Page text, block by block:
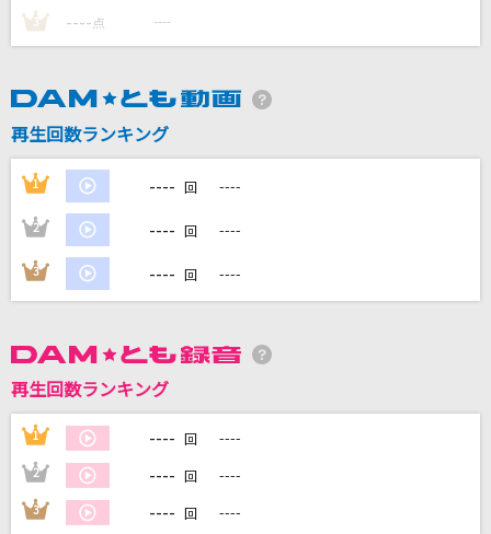
On My Way [オン・マイ・ウェイ]
Alan Walker, Sabrina Carpenter & Farruko
いいんですか?
この空がトリガー
心絵
ロードオブメジャー
3 ---- 点 ----
再生回数ランキング
1 ---- 回 ----
2 ---- 回 ----
3 ---- 回 ----
再生回数ランキング
1 ---- 回 ----
2 ---- 回 ----
3 ---- 回 ----